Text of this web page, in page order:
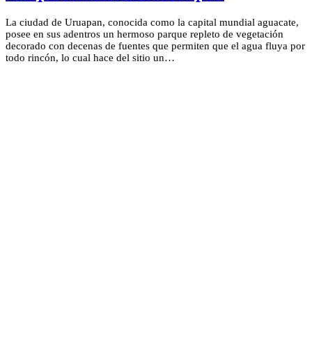
La ciudad de Uruapan, conocida como la capital mundial aguacate,
posee en sus adentros un hermoso parque repleto de vegetación
decorado con decenas de fuentes que permiten que el agua fluya por
todo rincón, lo cual hace del sitio un…